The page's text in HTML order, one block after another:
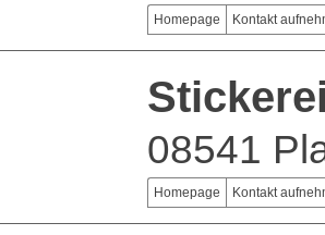
Homepage Kontakt
08541
Homepage Kontakt